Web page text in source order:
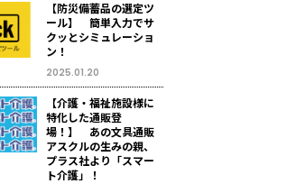
【防災備蓄品の選定ツ
ール】 簡単入力でサ
クッとシミュレーショ
ン！
2025.01.20
【介護・福祉施設様に
特化した通販登
場！】 あの文具通販
アスクルの生みの親、
プラス社より「スマー
ト介護」！